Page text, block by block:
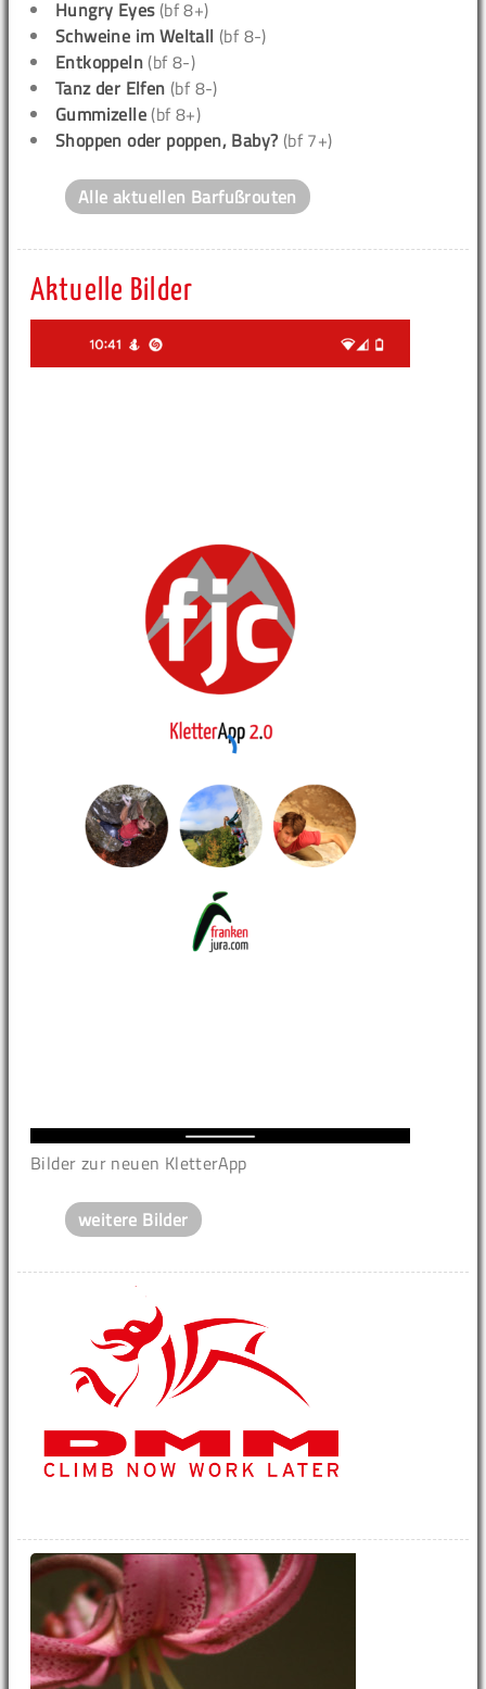
Hungry Eyes(bf 8+)
Schweine im Weltall (bf 8-)
Entkoppeln (bf 8-)
Tanz der Elfen (bf 8-)
Gummizelle (bf 8+)
Shoppen oder poppen, Baby? (bf 7+)
Alle aktuellen Barfußrouten
Aktuelle Bilder
Bilder zur neuen KletterApp
weitere Bilder